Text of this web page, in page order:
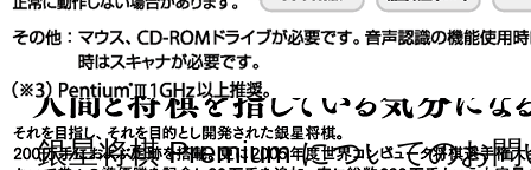
銀星将棋 Premium についてのお